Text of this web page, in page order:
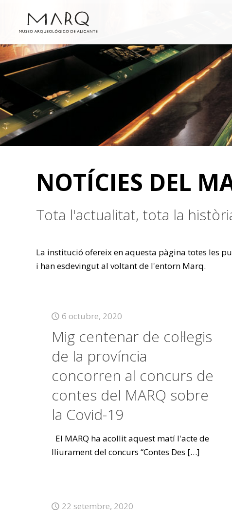
NOTÍCIES DEL
Tota l'actualitat, tota la
La institució ofereix en aquesta pàgina totes les
i han esdevingut al voltant de l'entorn Marq.
6 octubre, 2020
Mig centenar de col·legis
de la província
concorren al concurs de
contes del MARQ sobre
la Covid-19
El MARQ ha acollit aquest matí l'acte de
lliurament del concurs “Contes Des […]
22 setembre, 2020